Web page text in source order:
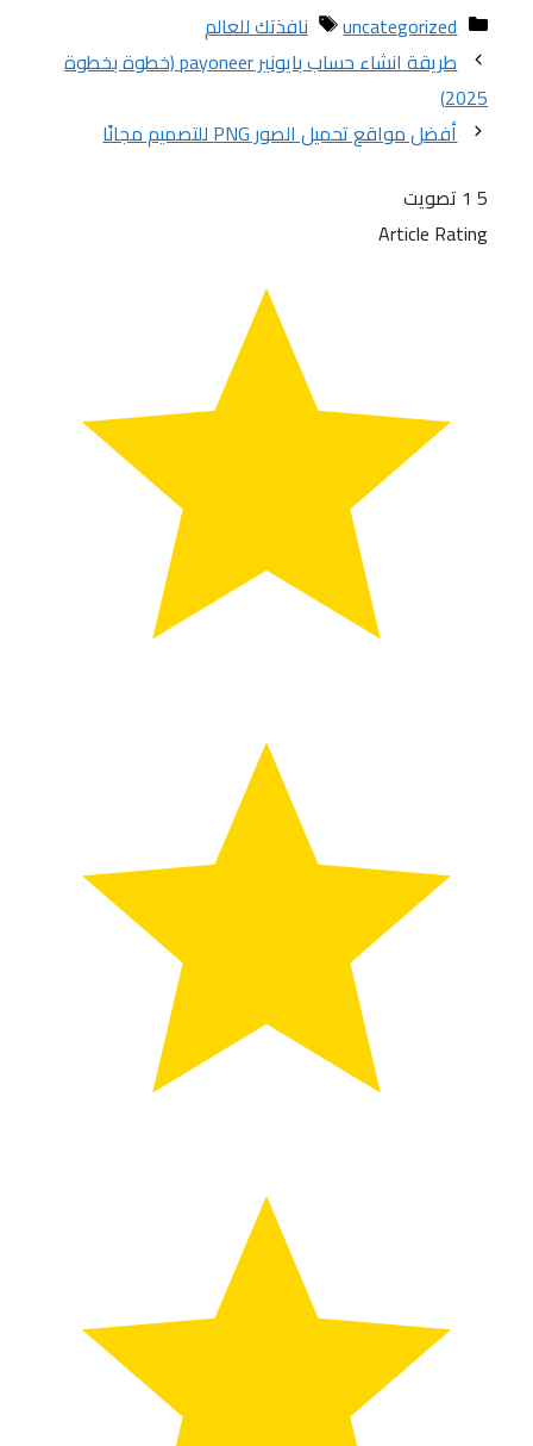
التصنيفات
uncategorized الوسوم
نافذتك للعالم
طريقة انشاء حساب بايونير payoneer (خطوة بخطوة
2025)
أفضل مواقع تحميل الصور PNG للتصميم مجانًا
تصويت
Article Rating